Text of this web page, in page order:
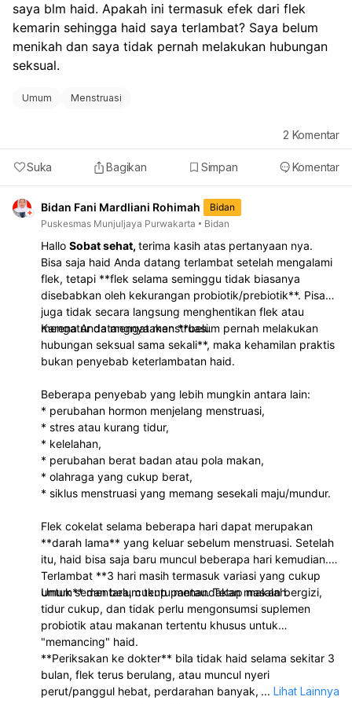
konsultasi ke dokter. Kalau keluhan kram dan lemas
cukup mengganggu, sebaiknya kontrol ke dokter
kandungan agar dipastikan apakah ini hanya efek
berhenti pil KB atau ada penyebab lain.
saya blm haid. Apakah ini termasuk efek dari flek
kemarin sehingga haid saya terlambat? Saya belum
menikah dan saya tidak pernah melakukan hubungan
seksual.
Umum Menstruasi
Suka Bagikan Simpan Komentar
2 Komentar
Bidan Fani Mardliani Rohimah
Bidan
Puskesmas Munjuljaya Purwakarta
Bidan
Hallo Sobat sehat, terima kasih atas pertanyaan nya.
Bisa saja haid Anda datang terlambat setelah mengalami
flek, tetapi **flek selama seminggu tidak biasanya
disebabkan oleh kekurangan probiotik/prebiotik**. Pisang
juga tidak secara langsung menghentikan flek atau
mengatur datangnya menstruasi.
Karena Anda mengatakan **belum pernah melakukan
hubungan seksual sama sekali**, maka kehamilan praktis
bukan penyebab keterlambatan haid.
Beberapa penyebab yang lebih mungkin antara lain:
* perubahan hormon menjelang menstruasi,
* stres atau kurang tidur,
* kelelahan,
* perubahan berat badan atau pola makan,
* olahraga yang cukup berat,
* siklus menstruasi yang memang sesekali maju/mundur.
Flek cokelat selama beberapa hari dapat merupakan
**darah lama** yang keluar sebelum menstruasi. Setelah
itu, haid bisa saja baru muncul beberapa hari kemudian.
Terlambat **3 hari masih termasuk variasi yang cukup
umum** dan belum tentu menandakan masalah.
Untuk sementara, cukup pantau. Tetap makan bergizi,
tidur cukup, dan tidak perlu mengonsumsi suplemen
probiotik atau makanan tertentu khusus untuk
"memancing" haid.
**Periksakan ke dokter** bila tidak haid selama sekitar 3
bulan, flek terus berulang, atau muncul nyeri
perut/panggul hebat, perdarahan banyak, pusing berat,
... Lihat Lainnya